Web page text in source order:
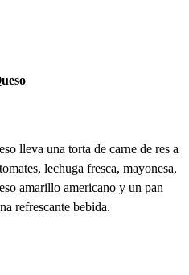
lleva una torta de carne de res a
lechuga fresca, mayonesa,
amarillo americano y un pan
refrescante bebida.